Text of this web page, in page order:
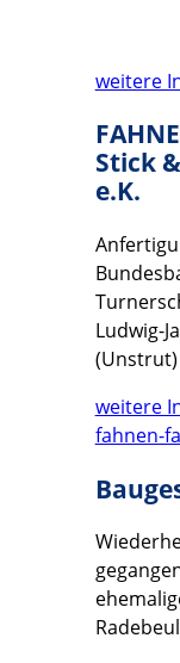
weitere
Stick
e.K.
Ludwig-
(Unstrut)
weitere
fahnen-
Radebeul